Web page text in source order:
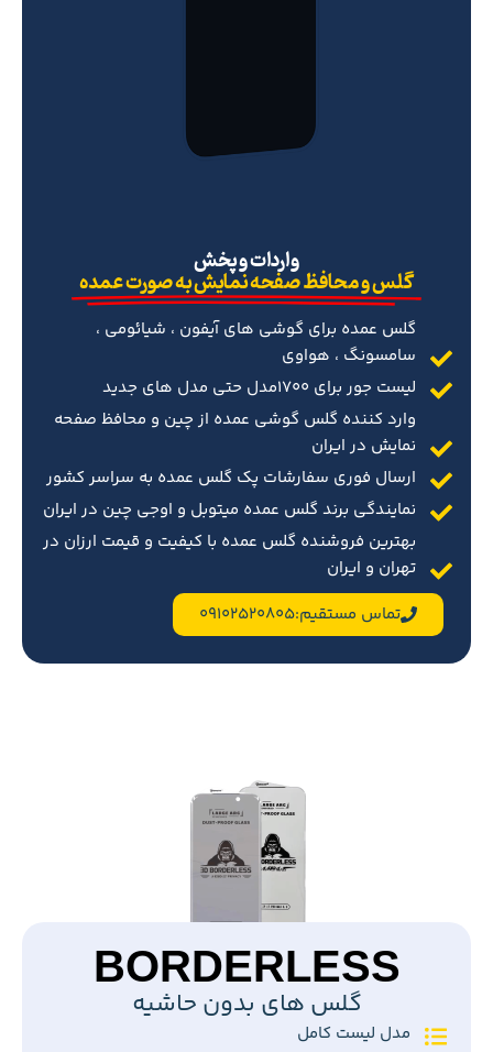
‌واردات و پخش
گلس و محافظ صفحه نمایش به صورت عمده
گلس عمده برای گوشی های آیفون ، شیائومی ،
سامسونگ ، هواوی
لیست جور برای 1700مدل حتی مدل های جدید
وارد کننده گلس گوشی عمده از چین و محافظ صفحه
نمایش در ایران
ارسال فوری سفارشات پک گلس عمده به سراسر کشور
نمایندگی برند گلس عمده میتوبل و اوجی چین در ایران
بهترین فروشنده گلس عمده با کیفیت و قیمت ارزان در
تهران و ایران
تماس مستقیم:09102520805
BORDERLESS
گلس های بدون حاشیه
مدل لیست کامل